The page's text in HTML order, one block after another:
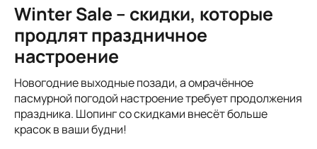
Winter Sale – скидки, которые
продлят праздничное
настроение
Новогодние выходные позади, а омрачённое
пасмурной погодой настроение требует продолжения
праздника. Шопинг со скидками внесёт больше
красок в ваши будни!